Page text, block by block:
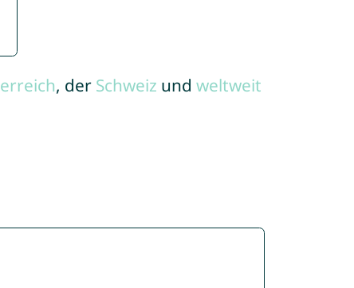
, der Schweiz und weltweit